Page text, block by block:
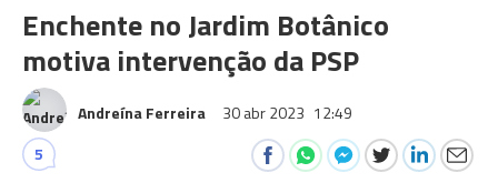
Enchente no Jardim Botânico
motiva intervenção da PSP
Andreína Ferreira 30 abr 2023 12:49
5